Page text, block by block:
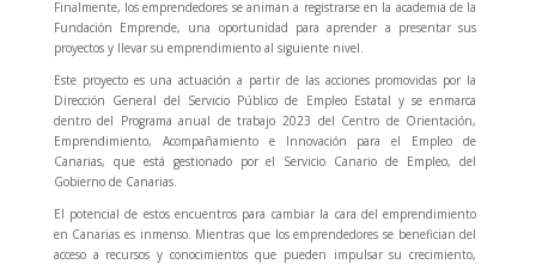
Finalmente, los emprendedores se animan a registrarse en la academia de la
Fundación Emprende, una oportunidad para aprender a presentar sus
proyectos y llevar su emprendimiento al siguiente nivel.
Este proyecto es una actuación a partir de las acciones promovidas por la
Dirección General del Servicio Público de Empleo Estatal y se enmarca
dentro del Programa anual de trabajo 2023 del Centro de Orientación,
Emprendimiento, Acompañamiento e Innovación para el Empleo de
Canarias, que está gestionado por el Servicio Canario de Empleo, del
Gobierno de Canarias.
El potencial de estos encuentros para cambiar la cara del emprendimiento
en Canarias es inmenso. Mientras que los emprendedores se benefician del
acceso a recursos y conocimientos que pueden impulsar su crecimiento,